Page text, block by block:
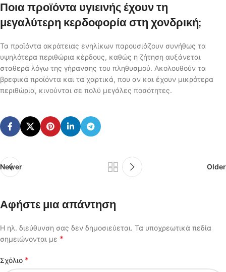
Ποια προϊόντα υγιεινής έχουν τη
μεγαλύτερη κερδοφορία στη χονδρική;
Τα προϊόντα ακράτειας ενηλίκων παρουσιάζουν συνήθως τα
υψηλότερα περιθώρια κέρδους, καθώς η ζήτηση αυξάνεται
σταθερά λόγω της γήρανσης του πληθυσμού. Ακολουθούν τα
βρεφικά προϊόντα και τα χαρτικά, που αν και έχουν μικρότερα
περιθώρια, κινούνται σε πολύ μεγάλες ποσότητες.
Newer Older
Αφήστε μια απάντηση
Η ηλ. διεύθυνση σας δεν δημοσιεύεται. Τα υποχρεωτικά πεδία
σημειώνονται με *
Σχόλιο *